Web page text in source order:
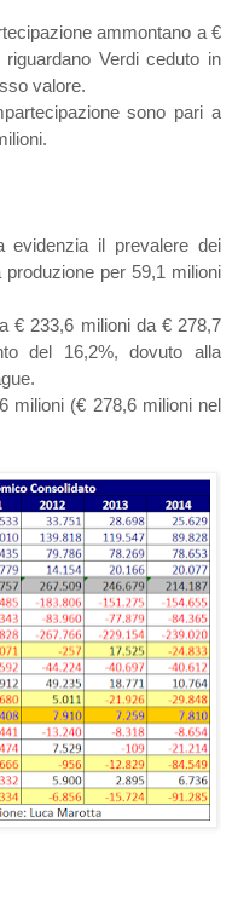
ammontano a €
Verdi ceduto in
valore.
sono pari a
evidenzia il prevalere dei
per 59,1 milioni
€ 233,6 milioni da € 278,7
del 16,2%, dovuto alla
milioni (€ 278,6 milioni nel